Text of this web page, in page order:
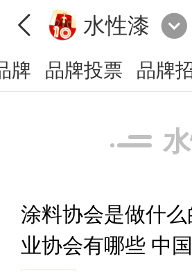
水性漆
牌 品牌投票 品牌
涂料协会是做什
业协会有哪些 中